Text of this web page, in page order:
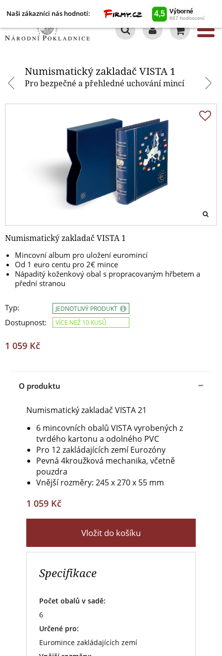
Naši zákazníci nás hodnotí:
Numismatický zakladač VISTA 1
Pro bezpečné a přehledné uchování mincí
Numismatický zakladač VISTA 1
Mincovní album pro uložení euromincí
Od 1 euro centu pro 2€ mince
Nápaditý koženkový obal s propracovaným hřbetem a
přední stranou
Typ:
Dostupnost:
JEDNOTLIVÝ PRODUKT
VÍCE NEŽ 10 KUSŮ
1 059 Kč
O produktu
Numismatický zakladač VISTA 21
6 mincovních obalů VISTA vyrobených z
tvrdého kartonu a odolného PVC
Pro 12 zakládajících zemí Eurozóny
Pevná 4kroužková mechanika, včetně
pouzdra
Vnější rozměry: 245 x 270 x 55 mm
1 059 Kč
Vložit do košíku
Specifikace
Počet obalů v sadě:
6
Určené pro:
Euromince zakládajících zemí
Numismatický zakladač VISTA 1